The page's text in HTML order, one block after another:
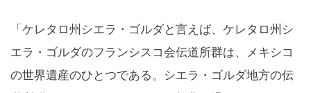
「ケレタロ州シエラ・ゴルダと言えば、ケレタロ州シ
エラ・ゴルダのフランシスコ会伝道所群は、メキシコ
の世界遺産のひとつである。シエラ・ゴルダ地方の伝